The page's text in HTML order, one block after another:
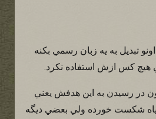
تبديل به يه زبان رسمي بكنه
كس ازش استفاده نكرد.
در رسيدن به اين هدفش يعني
شكست خورده ولي بعضي ديگه